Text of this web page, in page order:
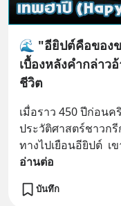
🌊 "อียิปต์คือของ
เบื้องหลังคำกล่าว
ชีวิต
เมื่อราว 450 ปีก่อน
ประวัติศาสตร์ชาวกรี
ทางไปเยือนอียิปต์  เ
อ่านต่อ
บันทึก